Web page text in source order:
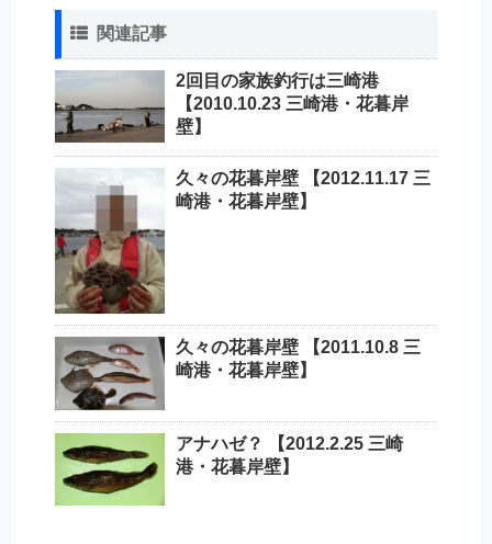
関連記事
2回目の家族釣行は三崎港
【2010.10.23 三崎港・花暮岸
壁】
久々の花暮岸壁 【2012.11.17 三
崎港・花暮岸壁】
久々の花暮岸壁 【2011.10.8 三
崎港・花暮岸壁】
アナハゼ？ 【2012.2.25 三崎
港・花暮岸壁】